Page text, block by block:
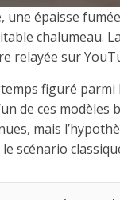
une épaisse
chalumeau.
relayée sur
figuré
de ces
mais
scénario